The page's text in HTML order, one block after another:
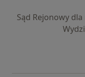
Sąd Rejonowy